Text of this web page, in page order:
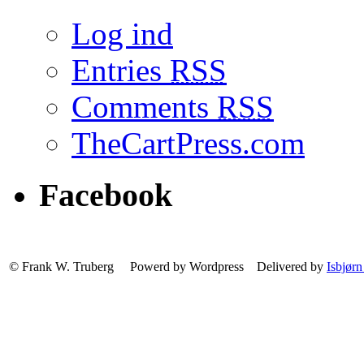
Log ind
Entries RSS
Comments RSS
TheCartPress.com
Facebook
© Frank W. Truberg Powerd by Wordpress Delivered by